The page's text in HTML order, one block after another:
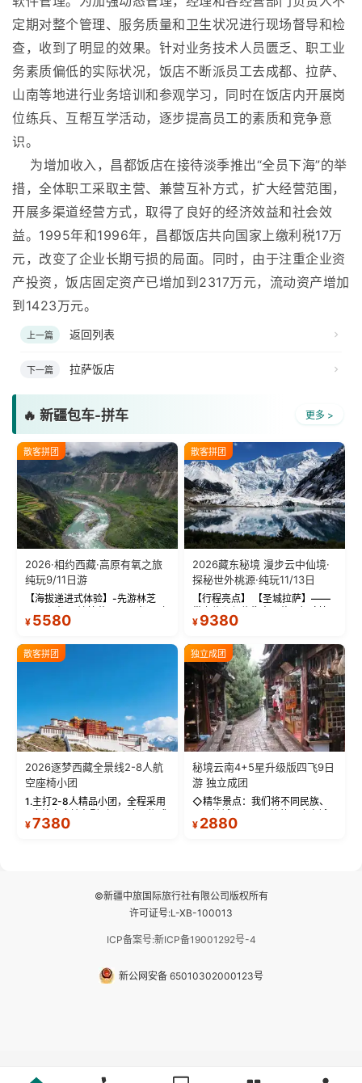
定期对整个管理、服务质量和卫生状况进行现场督导和检
查，收到了明显的效果。针对业务技术人员匮乏、职工业
务素质偏低的实际状况，饭店不断派员工去成都、拉萨、
山南等地进行业务培训和参观学习，同时在饭店内开展岗
位练兵、互帮互学活动，逐步提高员工的素质和竞争意
识。
为增加收入，昌都饭店在接待淡季推出“全员下海”的举
措，全体职工采取主营、兼营互补方式，扩大经营范围，
开展多渠道经营方式，取得了良好的经济效益和社会效
益。1995年和1996年，昌都饭店共向国家上缴利税17万
元，改变了企业长期亏损的局面。同时，由于注重企业资
产投资，饭店固定资产已增加到2317万元，流动资产增加
到1423万元。
上一篇 返回列表
下一篇 拉萨饭店
🔥 新疆包车-拼车 更多 >
散客拼团
2026·相约西藏·高原有氧之旅
纯玩9/11日游
【海拔递进式体验】-先游林芝
(2900米)再访拉萨(3650米)，亲
测 99%游客零高反 。 【贴心保
反根本不是事儿 ！ 【无人机航
拍】-雪山/圣湖/...
¥ 5580
散客拼团
2026藏东秘境 漫步云中仙境·
探秘世外桃源·纯玩11/13日
【行程亮点】 【圣城拉萨】——
带上信心与信仰去西藏，行吟拉
萨，感受这座城与生俱来的与众
城堡寺院于一体的宏伟建筑，是
西藏最完整的古代...
¥ 9380
散客拼团
2026逐梦西藏全景线2-8人航
空座椅小团
1.主打2-8人精品小团，全程采用
座舱），提供VIP级别的舒适出行
¥7380
独立成团
秘境云南4+5星升级版四飞9日
游 独立成团
◇精华景点：我们将不同民族、
—【大理古城、丽江古城、香格
¥ 2880
©新疆中旅国际旅行社有限公司版权所有
许可证号:L-XB-100013
ICP备案号:新ICP备19001292号-4
新公网安备 65010302000123号